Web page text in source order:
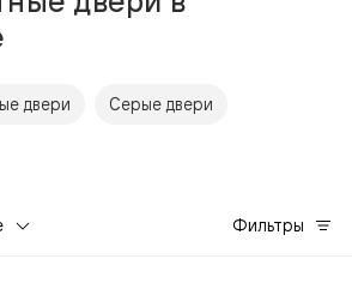
двери Серые двери
Фильтры